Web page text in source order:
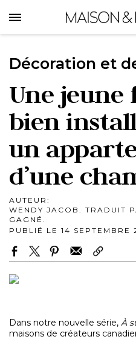
to
main
content
Décoration et
Une jeune
bien
un
d’une
AUTEUR:
WENDY JACOB. TRADUIT
GAGNÉ.
PUBLIÉ LE 14 SEPTEMBRE
Dans notre nouvelle série, À
maisons de créateurs